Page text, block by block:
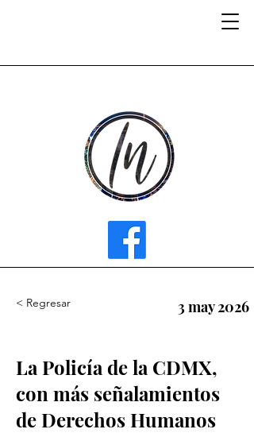
< Regresar 3 may 2026
La Policía de la CDMX,
con más señalamientos
de Derechos Humanos